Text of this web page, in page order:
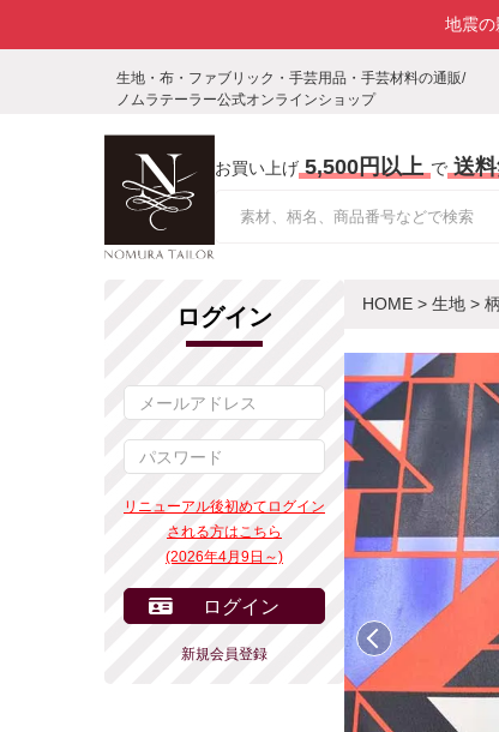
地震の
生地・布・ファブリック・手芸用品・手芸材料の通販/
ノムラテーラー公式オンラインショップ
お買い上げ 5,500円以上 で 送
ログイン
リニューアル後初めてログイン
される方はこちら
(2026年4月9日～)
ログイン
新規会員登録
HOME > 生地 >
前へ